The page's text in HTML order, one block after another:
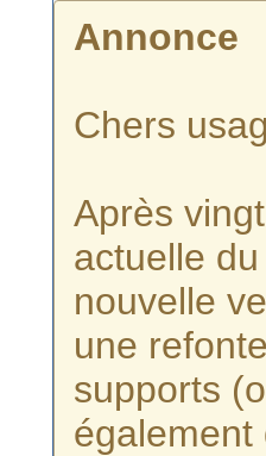
Annonce
Chers
Après
actuelle
nouvelle
une
supports
également